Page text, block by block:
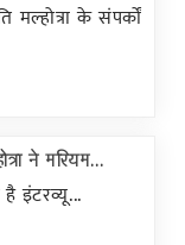
के संपर्कों
ने मरियम...
है इंटरव्यू...